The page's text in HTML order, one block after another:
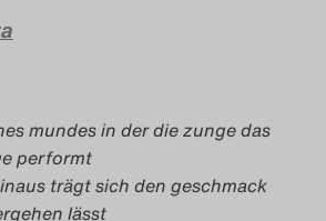
Alumni
Blog
2019
Blog
mundes in der die zunge das
performt
trägt sich den geschmack
lässt